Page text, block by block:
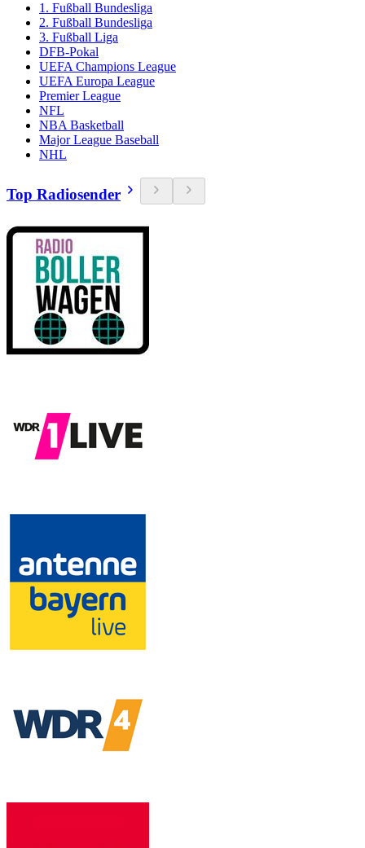
1. Fußball Bundesliga
2. Fußball Bundesliga
3. Fußball Liga
DFB-Pokal
UEFA Champions League
UEFA Europa League
Premier League
NFL
NBA Basketball
Major League Baseball
NHL
Top Radiosender